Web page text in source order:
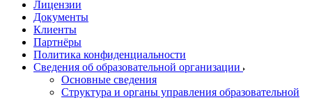
Лицензии
Документы
Клиенты
Партнёры
Политика конфиденциальности
Сведения об образовательной организации
Основные сведения
Структура и органы управления образовательной